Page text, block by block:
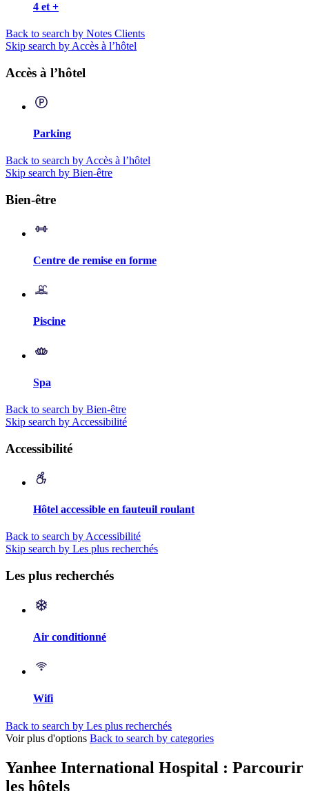
4 et +
Back to search by Notes Clients
Skip search by Accès à l’hôtel
Accès à l’hôtel
Parking
Back to search by Accès à l’hôtel
Skip search by Bien-être
Bien-être
Centre de remise en forme
Piscine
Spa
Back to search by Bien-être
Skip search by Accessibilité
Accessibilité
Hôtel accessible en fauteuil roulant
Back to search by Accessibilité
Skip search by Les plus recherchés
Les plus recherchés
Air conditionné
Wifi
Back to search by Les plus recherchés
Voir plus d'options Back to search by categories
Yanhee International Hospital : Parcourir
les hôtels